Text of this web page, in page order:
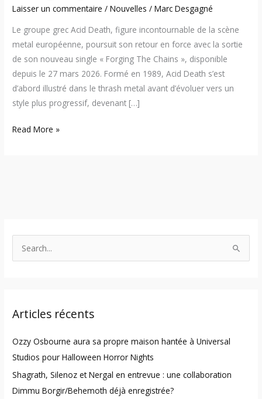
Laisser un commentaire /Nouvelles /Marc Desgagné
Le groupe grec Acid Death, figure incontournable de la scène
metal européenne, poursuit son retour en force avec la sortie
de son nouveau single « Forging The Chains », disponible
depuis le 27 mars 2026. Formé en 1989, Acid Death s’est
d’abord illustré dans le thrash metal avant d’évoluer vers un
style plus progressif, devenant […]
Read More »
c
f
o
r
:
Articles récents
Ozzy Osbourne aura sa propre maison hantée à Universal
Studios pour Halloween Horror Nights
Shagrath, Silenoz et Nergal en entrevue : une collaboration
Dimmu Borgir/Behemoth déjà enregistrée?